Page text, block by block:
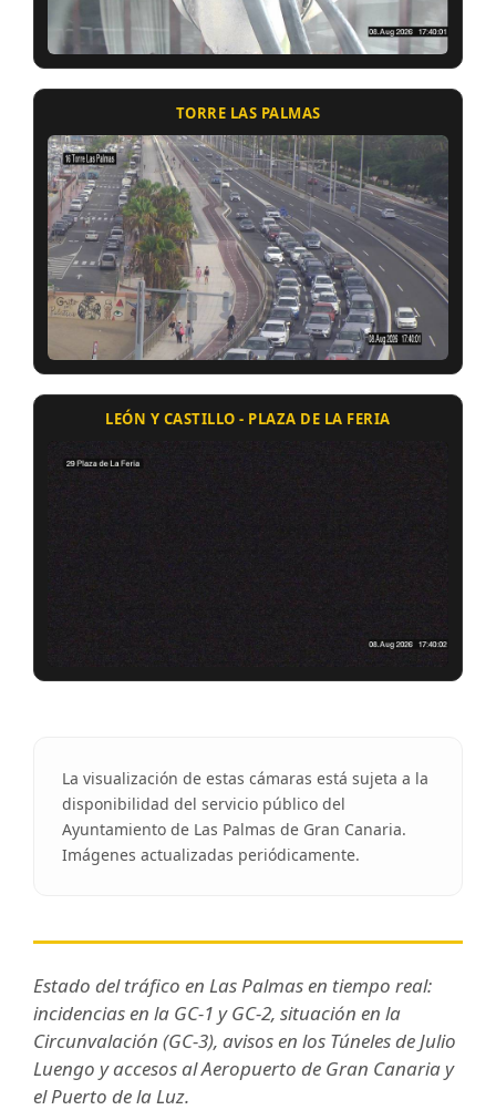
TORRE LAS PALMAS
LEÓN Y CASTILLO - PLAZA DE LA FERIA
La visualización de estas cámaras está sujeta a la
disponibilidad del servicio público del
Ayuntamiento de Las Palmas de Gran Canaria.
Imágenes actualizadas periódicamente.
Estado del tráfico en Las Palmas en tiempo real:
incidencias en la GC-1 y GC-2, situación en la
Circunvalación (GC-3), avisos en los Túneles de Julio
Luengo y accesos al Aeropuerto de Gran Canaria y
el Puerto de la Luz.